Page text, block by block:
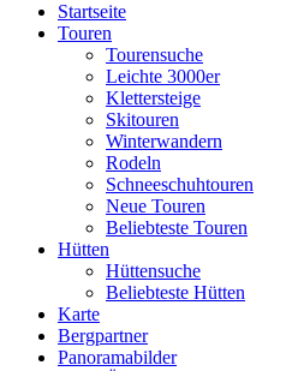
Startseite
Touren
Tourensuche
Leichte 3000er
Klettersteige
Skitouren
Winterwandern
Rodeln
Schneeschuhtouren
Neue Touren
Beliebteste Touren
Hütten
Hüttensuche
Beliebteste Hütten
Karte
Bergpartner
Panoramabilder